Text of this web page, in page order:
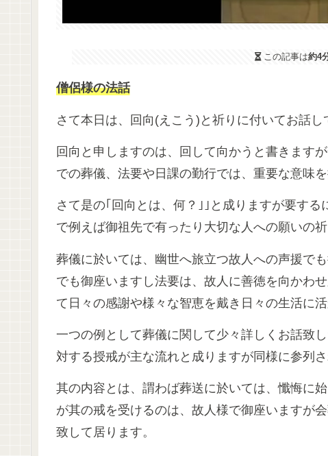
この記事は約4
僧侶様の法話
さて本日は、回向(えこう)と祈りに付いてお話し
回向と申しますのは、回して向かうと書きます
での葬儀、法要や日課の勤行では、重要な意味
さて是の｢回向とは、何？｣｣と成りますが要す
で例えば御祖先で有ったり大切な人への願いの
葬儀に於いては、幽世へ旅立つ故人への声援で
でも御座いますし法要は、故人に善徳を向かわ
て日々の感謝や様々な智恵を戴き日々の生活に
一つの例として葬儀に関して少々詳しくお話致
対する授戒が主な流れと成りますが同様に参列
其の内容とは、謂わば葬送に於いては、懺悔に
が其の戒を受けるのは、故人様で御座いますが
致して居ります。